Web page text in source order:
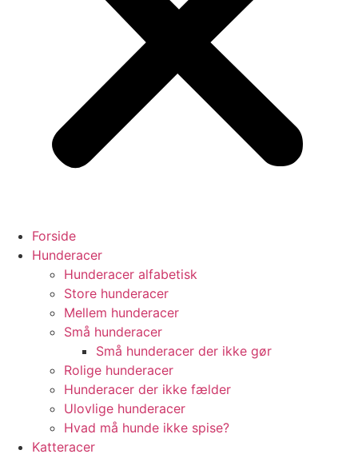
Forside
Hunderacer
Hunderacer alfabetisk
Store hunderacer
Mellem hunderacer
Små hunderacer
Små hunderacer der ikke gør
Rolige hunderacer
Hunderacer der ikke fælder
Ulovlige hunderacer
Hvad må hunde ikke spise?
Katteracer